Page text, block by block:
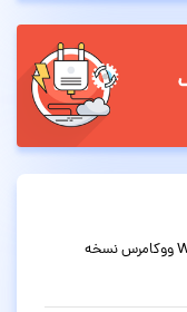
قالب فروشگاهی چندمنظوره وودمارت WoodMart ووکامرس نسخه